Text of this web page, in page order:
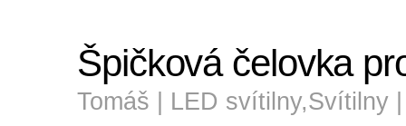
Špičková čelovka
Tomáš | LED svítilny,Svítilny